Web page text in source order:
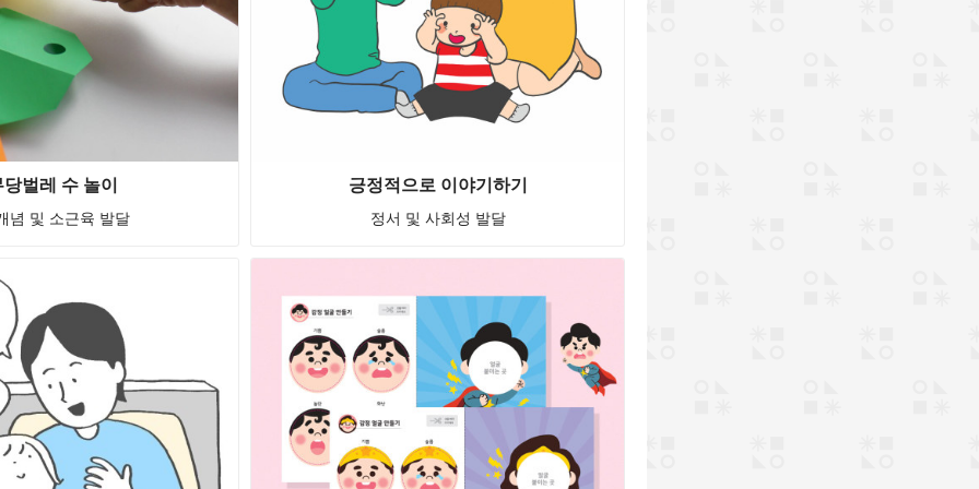
벌레 수 놀이
념 및 소근육 발달
긍정적으로 이야기하기
정서 및 사회성 발달